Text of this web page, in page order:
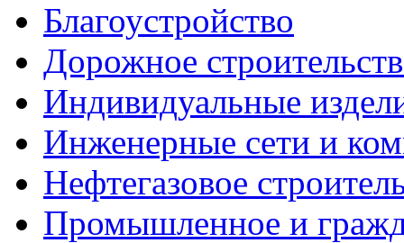
Благоустройство
Дорожное
Индивидуальные
Инженерные сети и
Нефтегазовое
Промышленное и